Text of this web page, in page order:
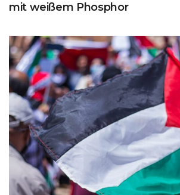
mit weißem Phosphor